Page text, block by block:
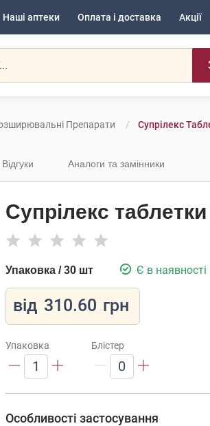
Наші аптеки Оплата і доставка Акції
Препарати Супрілекс
Відгуки Аналоги та замінники
Супрілекс
Упаковка / 30 шт Є в наявності
від 310.60 грн
Упаковка
1
Блістер
0
Особливості застосування